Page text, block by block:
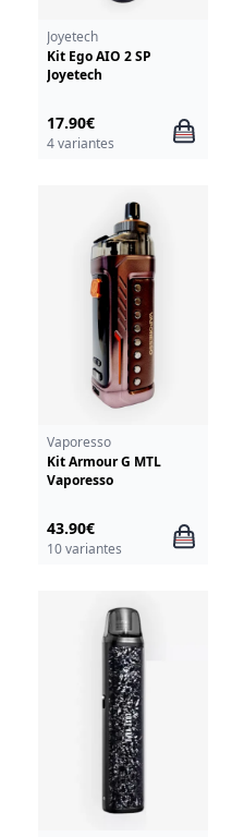
Joyetech
Kit Ego AIO 2 SP
Joyetech
17.90€
4 variantes
Vaporesso
Kit Armour G MTL
Vaporesso
43.90€
10 variantes